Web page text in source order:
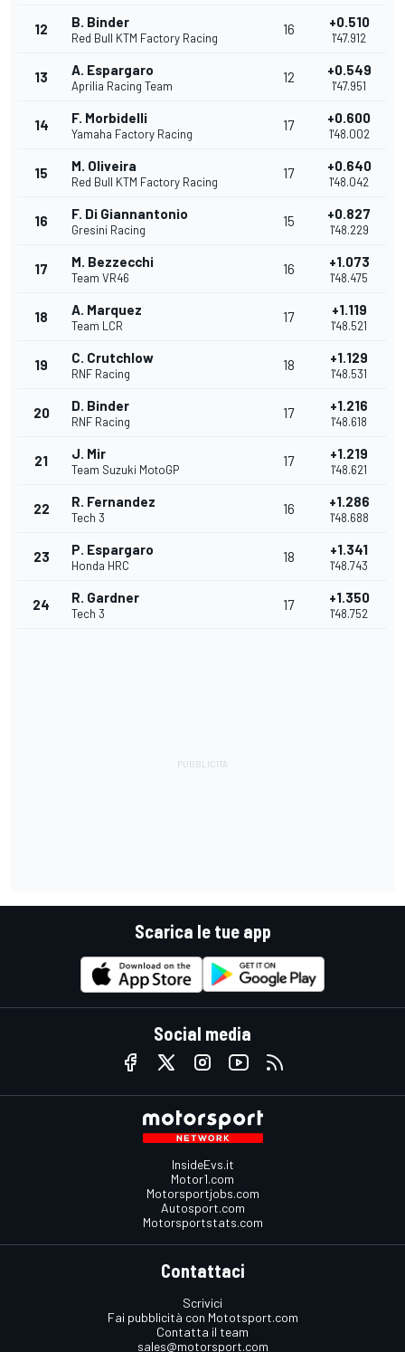
12 B. Binder
Red Bull KTM Factory Racing
16 +0.510
1'47.912
13 A. Espargaro
Aprilia Racing Team
12 +0.549
1'47.951
14 F. Morbidelli
Yamaha Factory Racing
17 +0.600
1'48.002
15 M. Oliveira
Red Bull KTM Factory Racing
17 +0.640
1'48.042
16 F. Di Giannantonio
Gresini Racing
15 +0.827
1'48.229
17 M. Bezzecchi
Team VR46
16 +1.073
1'48.475
18 A. Marquez
Team LCR
17 +1.119
1'48.521
19 C. Crutchlow
RNF Racing
18 +1.129
1'48.531
20 D. Binder
RNF Racing
17 +1.216
1'48.618
21 J. Mir
Team Suzuki MotoGP
17 +1.219
1'48.621
22 R. Fernandez
Tech 3
16 +1.286
1'48.688
23 P. Espargaro
Honda HRC
18 +1.341
1'48.743
24 R. Gardner
Tech 3
17 +1.350
1'48.752
Scarica le tue app
Social media
InsideEvs.it
Motor1.com
Motorsportjobs.com
Autosport.com
Motorsportstats.com
Contattaci
Scrivici
Fai pubblicità con Mototsport.com
Contatta il team
sales@motorsport.com